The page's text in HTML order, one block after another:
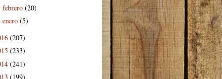
febrero (20)
enero (5)
(207)
(233)
(241)
(199)